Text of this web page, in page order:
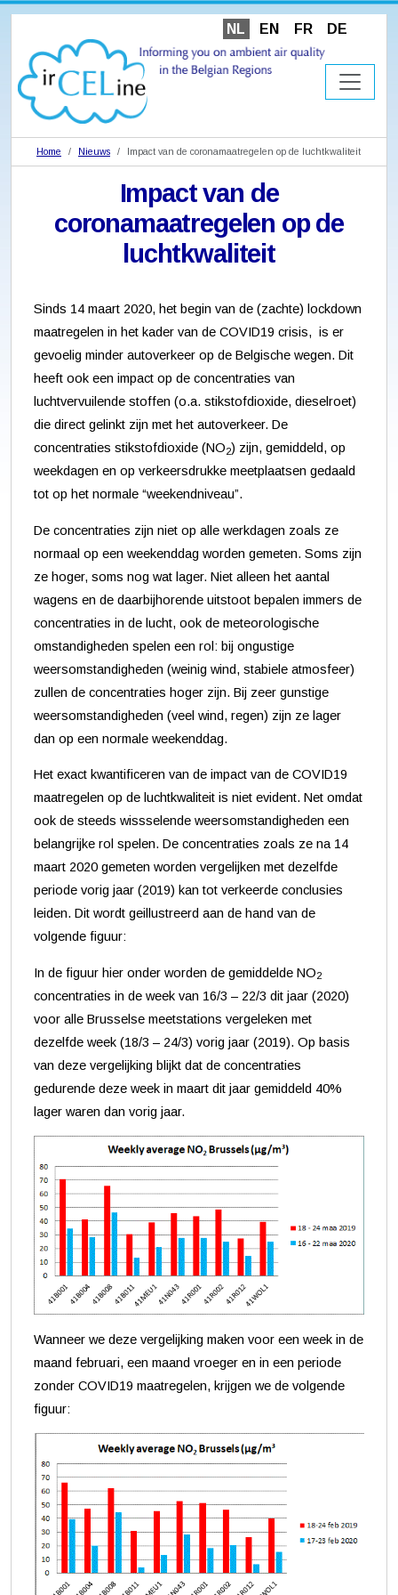
NL EN FR DE
Home Nieuws Impact van de coronamaatregelen op de luchtkwaliteit
Impact van de
coronamaatregelen op de
luchtkwaliteit
Sinds 14 maart 2020, het begin van de (zachte) lockdown
maatregelen in het kader van de COVID19 crisis, is er
gevoelig minder autoverkeer op de Belgische wegen. Dit
heeft ook een impact op de concentraties van
luchtvervuilende stoffen (o.a. stikstofdioxide, dieselroet)
die direct gelinkt zijn met het autoverkeer. De
concentraties stikstofdioxide (NO2) zijn, gemiddeld, op
weekdagen en op verkeersdrukke meetplaatsen gedaald
tot op het normale “weekendniveau”.
De concentraties zijn niet op alle werkdagen zoals ze
normaal op een weekenddag worden gemeten. Soms zijn
ze hoger, soms nog wat lager. Niet alleen het aantal
wagens en de daarbijhorende uitstoot bepalen immers de
concentraties in de lucht, ook de meteorologische
omstandigheden spelen een rol: bij ongustige
weersomstandigheden (weinig wind, stabiele atmosfeer)
zullen de concentraties hoger zijn. Bij zeer gunstige
weersomstandigheden (veel wind, regen) zijn ze lager
dan op een normale weekenddag.
Het exact kwantificeren van de impact van de COVID19
maatregelen op de luchtkwaliteit is niet evident. Net omdat
ook de steeds wissselende weersomstandigheden een
belangrijke rol spelen. De concentraties zoals ze na 14
maart 2020 gemeten worden vergelijken met dezelfde
periode vorig jaar (2019) kan tot verkeerde conclusies
leiden. Dit wordt geillustreerd aan de hand van de
volgende figuur:
In de figuur hier onder worden de gemiddelde NO2
concentraties in de week van 16/3 – 22/3 dit jaar (2020)
voor alle Brusselse meetstations vergeleken met
dezelfde week (18/3 – 24/3) vorig jaar (2019). Op basis
van deze vergelijking blijkt dat de concentraties
gedurende deze week in maart dit jaar gemiddeld 40%
lager waren dan vorig jaar.
Wanneer we deze vergelijking maken voor een week in de
maand februari, een maand vroeger en in een periode
zonder COVID19 maatregelen, krijgen we de volgende
figuur: